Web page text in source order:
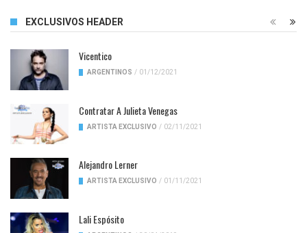
EXCLUSIVOS HEADER
Vicentico
ARGENTINOS / 01/12/2021
Contratar A Julieta Venegas
ARTISTA EXCLUSIVO / 02/11/2021
Alejandro Lerner
ARTISTA EXCLUSIVO / 01/11/2021
Lali Espósito